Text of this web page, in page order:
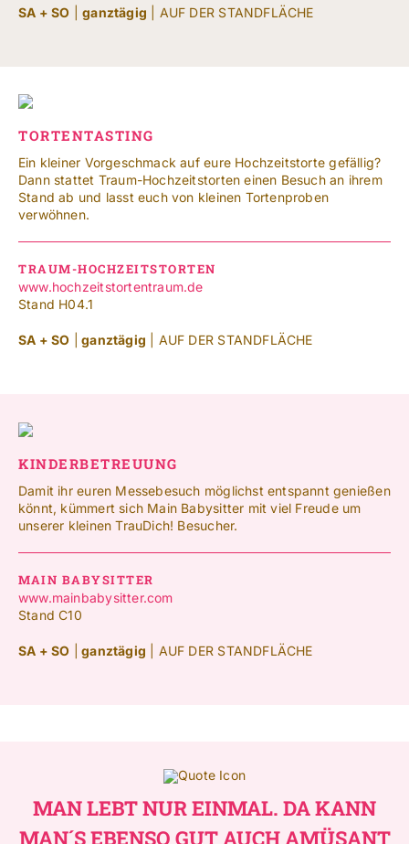
SA + SO |ganztägig | AUF DER STANDFLÄCHE
TORTENTASTING
Ein kleiner Vorgeschmack auf eure Hochzeitstorte gefällig?
Dann stattet Traum-Hochzeitstorten einen Besuch an ihrem
Stand ab und lasst euch von kleinen Tortenproben
verwöhnen.
TRAUM-HOCHZEITSTORTEN
www.hochzeitstortentraum.de
Stand H04.1
SA + SO ganztägig | AUF DER STANDFLÄCHE
KINDERBETREUUNG
Damit ihr euren Messebesuch möglichst entspannt genießen
könnt, kümmert sich Main Babysitter mit viel Freude um
unserer kleinen TrauDich! Besucher.
MAIN BABYSITTER
www.mainbabysitter.com
Stand C10
SA + SO ganztägig | AUF DER STANDFLÄCHE
MAN LEBT NUR EINMAL. DA KANN
MAN´S EBENSO GUT AUCH AMÜSANT